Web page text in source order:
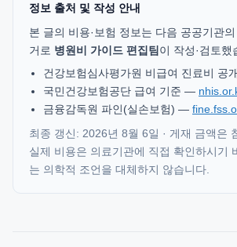
정보 출처 및 작성 안내
본 글의 비용·보험 정보는 다음 공공기관
거로 병원비 가이드 편집팀이 작성·검토했
건강보험심사평가원 비급여 진료비 공
국민건강보험공단 급여 기준 —
금융감독원 파인(실손보험) —
최종 갱신: 2026년 8월 6일 · 게재 금액은
실제 비용은 의료기관에 직접 확인하시기
는 의학적 조언을 대체하지 않습니다.